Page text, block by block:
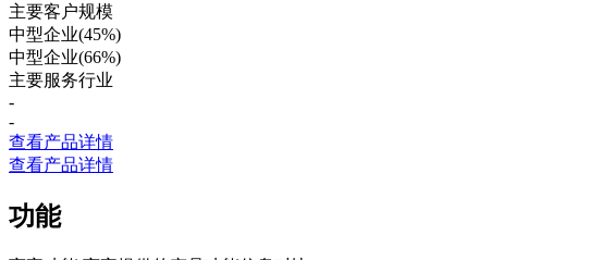
主要客户规模
中型企业(45%)
中型企业(66%)
主要服务行业
-
-
查看产品详情
查看产品详情
功能